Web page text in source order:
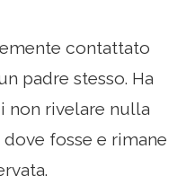
contattato
padre stesso. Ha
non rivelare nulla
fosse e rimane